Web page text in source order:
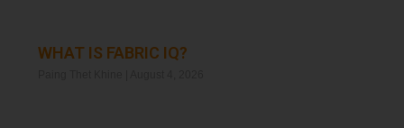
WHAT IS FABRIC IQ?